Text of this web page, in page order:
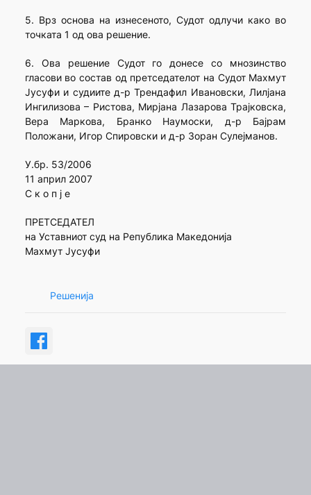
5. Врз основа на изнесеното, Судот одлучи како во
точката 1 од ова решение.
6. Ова решение Судот го донесе со мнозинство
гласови во состав од претседателот на Судот Махмут
Јусуфи и судиите д-р Трендафил Ивановски, Лилјана
Ингилизова – Ристова, Мирјана Лазарова Трајковска,
Вера Маркова, Бранко Наумоски, д-р Бајрам
Положани, Игор Спировски и д-р Зоран Сулејманов.
У.бр. 53/2006
11 април 2007
С к о п ј е
ПРЕТСЕДАТЕЛ
на Уставниот суд на Република Македонија
Махмут Јусуфи
Решенија